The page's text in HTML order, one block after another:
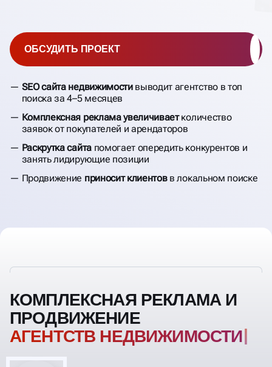
SEO сайта недвижимостивыводит агентство в топ
поиска за 4–5 месяцев
Комплексная реклама увеличиваетколичество
заявок от покупателей и арендаторов
Раскрутка сайтапомогает опередить конкурентов и
занять лидирующие позиции
Продвижение приносит клиентовв локальном поиске
ОБСУДИТЬ ПРОЕКТ
КОМПЛЕКСНАЯ РЕКЛАМА И
ПРОДВИЖЕНИЕ
АГЕНТСТВ НЕДВИЖИМОСТИ